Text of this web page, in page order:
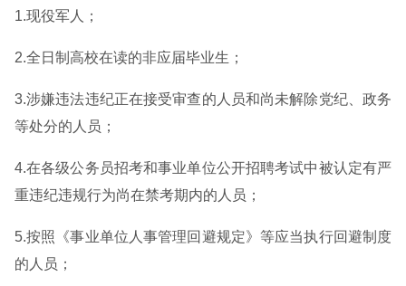
1.现役军人；
2.全日制高校在读的非应届毕业生；
3.涉嫌违法违纪正在接受审查的人员和尚未解除党纪、政务
等处分的人员；
4.在各级公务员招考和事业单位公开招聘考试中被认定有严
重违纪违规行为尚在禁考期内的人员；
5.按照《事业单位人事管理回避规定》等应当执行回避制度
的人员；